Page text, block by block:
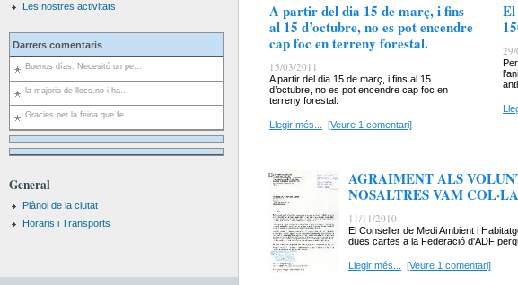
Les nostres activitats
Darrers comentaris
Buenos días. Necesitó un pe...
la majoria de llocs,no i ha...
Gracies per la feina que fe...
General
Plànol de la ciutat
Horaris i Transports
A partir del dia 15 de març, i fins
al 15 d’octubre, no es pot encendre
cap foc en terreny forestal.
15/03/2011
A partir del dia 15 de març, i fins al 15
d’octubre, no es pot encendre cap foc en
terreny forestal.
Llegir més... [Veure 1 comentari]
El
29/
AGRAIMENT ALS
NOSALTRES VAM
11/11/2010
El Conseller de Medi Ambient i
dues cartes a la Federació d'ADF
Llegir més... [Veure 1 comentari]